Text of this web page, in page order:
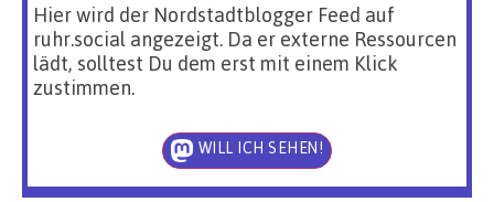
Hier wird der Nordstadtblogger Feed auf
ruhr.social angezeigt. Da er externe Ressourcen
lädt, solltest Du dem erst mit einem Klick
zustimmen.
WILL ICH SEHEN!